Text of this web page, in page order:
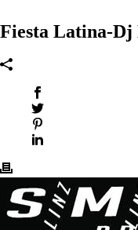
Fiesta Latina-Dj